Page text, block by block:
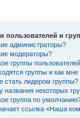
пользователей и
администраторы?
модераторы?
группы
группы и как
стать лидером группы?
названия некоторых
группа по
ссылка «Наша